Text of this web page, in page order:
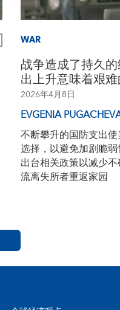
WAR
战争造成了持久
出上升意味着艰
2026年4月8日
EVGENIA
不断攀升的国防支出
选择，以避免加剧脆
出台相关政策以减少
流离失所者重返家园